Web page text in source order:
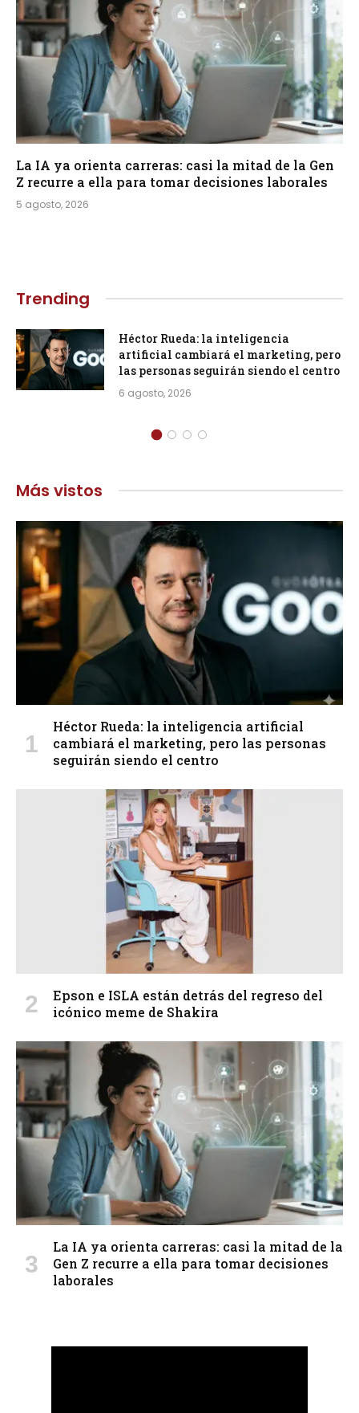
La IA ya orienta carreras: casi la mitad de la Gen
Z recurre a ella para tomar decisiones laborales
5 agosto, 2026
Trending
Héctor Rueda: la inteligencia
artificial cambiará el marketing, pero
las personas seguirán siendo el centro
6 agosto, 2026
Más vistos
Héctor Rueda: la inteligencia artificial
cambiará el marketing, pero las personas
seguirán siendo el centro
Epson e ISLA están detrás del regreso del
icónico meme de Shakira
La IA ya orienta carreras: casi la mitad de la
Gen Z recurre a ella para tomar decisiones
laborales